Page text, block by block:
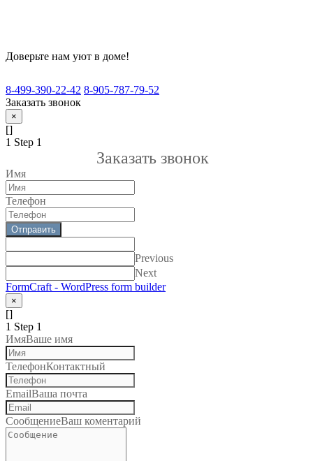
Доверьте нам уют в доме!
8-499-390-22-42 8-905-787-79-52
Заказать звонок
×
[]
1 Step 1
Заказать звонок
Имя
Телефон
Отправить
Previous
Next
FormCraft - WordPress form builder
×
[]
1 Step 1
ИмяВаше имя
ТелефонКонтактный
EmailВаша почта
СообщениеВаш коментарий